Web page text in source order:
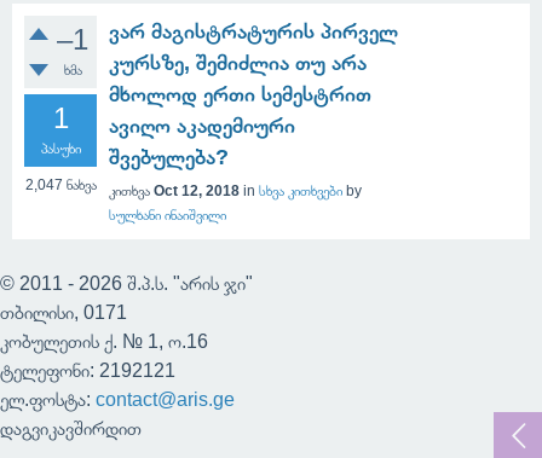
–1
ხმა
1
პასუხი
2,047 ნახვა
ვარ მაგისტრატურის პირველ
კურსზე, შემიძლია თუ არა
მხოლოდ ერთი სემესტრით
ავიღო აკადემიური
შვებულება?
კითხვა Oct 12, 2018 in სხვა კითხვები by
სულხანი ინაიშვილი
© 2011 - 2026 შ.პ.ს. "არის ჯი"
თბილისი, 0171
კობულეთის ქ. № 1, ო.16
ტელეფონი: 2192121
ელ.ფოსტა: contact@aris.ge
დაგვიკავშირდით